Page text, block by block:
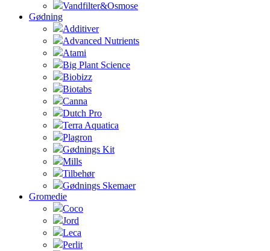
Vandfilter&Osmose
Gødning
Additiver
Advanced Nutrients
Atami
Big Plant Science
Biobizz
Biotabs
Canna
Dutch Pro
Terra Aquatica
Plagron
Gødnings Kit
Mills
Tilbehør
Gødnings Skemaer
Gromedie
Coco
Jord
Leca
Perlit